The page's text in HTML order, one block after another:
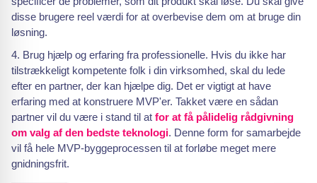
disse brugere reel værdi for at overbevise dem om at bruge din
løsning.
Brug hjælp og erfaring fra professionelle. Hvis du ikke har
tilstrækkeligt kompetente folk i din virksomhed, skal du lede
efter en partner, der kan hjælpe dig. Det er vigtigt at have
erfaring med at konstruere MVP'er. Takket være en sådan
partner vil du være i stand til at for at få pålidelig rådgivning
om valg af den bedste teknologi. Denne form for samarbejde
vil få hele MVP-byggeprocessen til at forløbe meget mere
gnidningsfrit.